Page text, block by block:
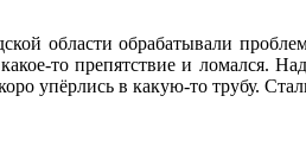
области обрабатывали
то препятствие и ломался.
упёрлись в какую-то трубу.